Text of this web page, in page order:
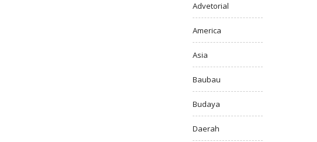
Advetorial
America
Asia
Baubau
Budaya
Daerah